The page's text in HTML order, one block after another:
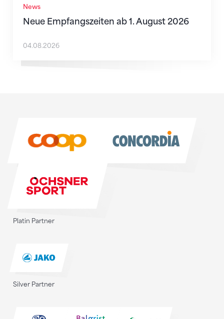
News
Neue Empfangszeiten ab 1. August 2026
04.08.2026
Platin Partner
Silver Partner